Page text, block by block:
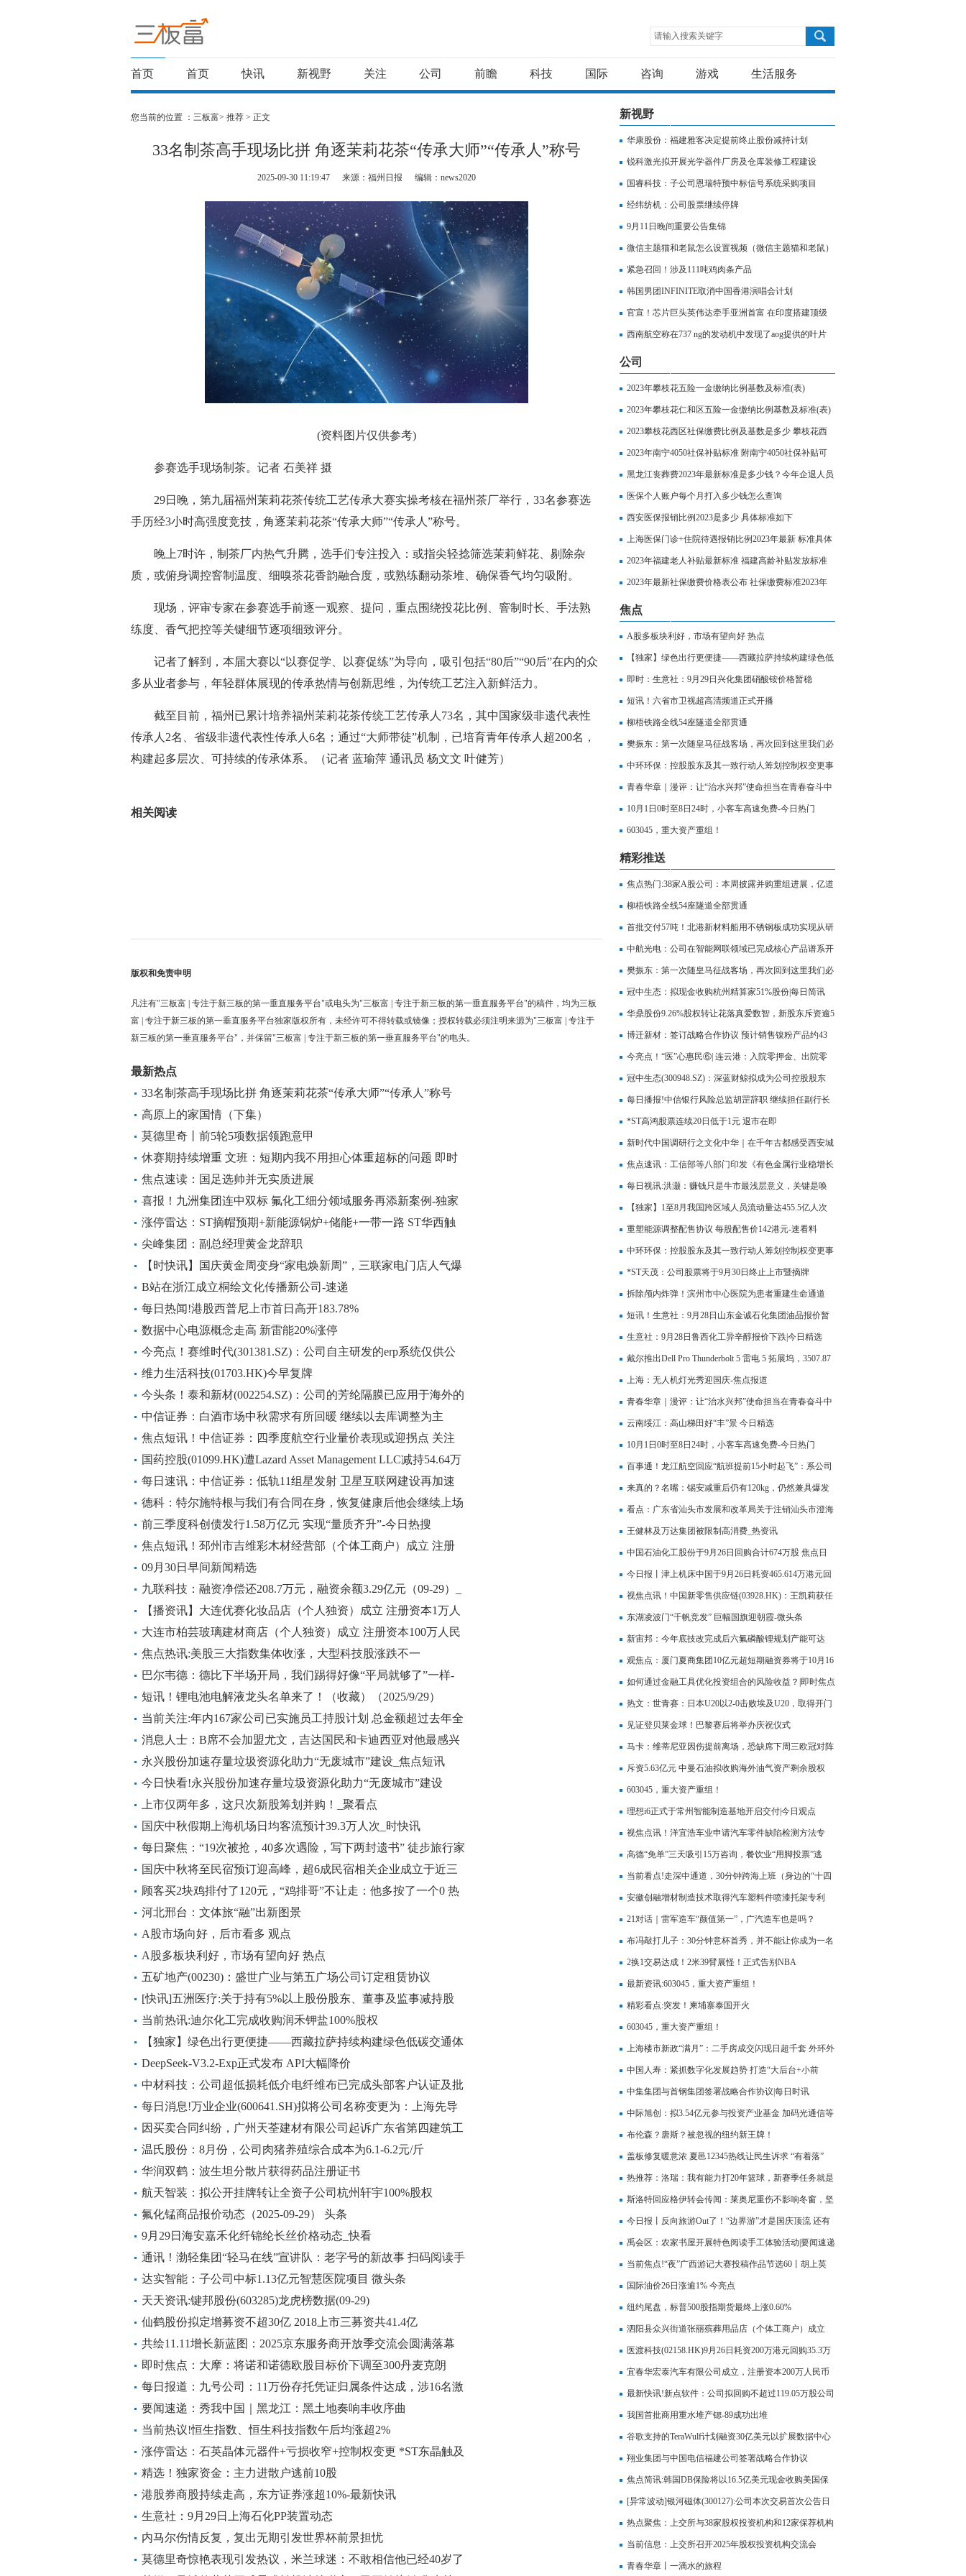
请输入搜索关键字
首页 首页 快讯 新视野 关注 公司 前瞻 科技 国际 咨询 游戏 生活服务
您当前的位置 ： 三板富> 推荐 > 正文
33名制茶高手现场比拼 角逐茉莉花茶“传承大师”“传承人”称号
2025-09-30 11:19:47 来源：福州日报 编辑：news2020
(资料图片仅供参考)
参赛选手现场制茶。记者 石美祥 摄
29日晚，第九届福州茉莉花茶传统工艺传承大赛实操考核在福州茶厂举行，33名参赛选
手历经3小时高强度竞技，角逐茉莉花茶“传承大师”“传承人”称号。
晚上7时许，制茶厂内热气升腾，选手们专注投入：或指尖轻捻筛选茉莉鲜花、剔除杂
质，或俯身调控窨制温度、细嗅茶花香韵融合度，或熟练翻动茶堆、确保香气均匀吸附。
现场，评审专家在参赛选手前逐一观察、提问，重点围绕投花比例、窨制时长、手法熟
练度、香气把控等关键细节逐项细致评分。
记者了解到，本届大赛以“以赛促学、以赛促练”为导向，吸引包括“80后”“90后”在内的众
多从业者参与，年轻群体展现的传承热情与创新思维，为传统工艺注入新鲜活力。
截至目前，福州已累计培养福州茉莉花茶传统工艺传承人73名，其中国家级非遗代表性
传承人2名、省级非遗代表性传承人6名；通过“大师带徒”机制，已培育青年传承人超200名，
构建起多层次、可持续的传承体系。（记者 蓝瑜萍 通讯员 杨文文 叶健芳）
相关阅读
版权和免责申明
凡注有"三板富 | 专注于新三板的第一垂直服务平台"或电头为"三板富 | 专注于新三板的第一垂直服务平台"的稿件，均为三板
富 | 专注于新三板的第一垂直服务平台独家版权所有，未经许可不得转载或镜像；授权转载必须注明来源为"三板富 | 专注于
新三板的第一垂直服务平台"，并保留"三板富 | 专注于新三板的第一垂直服务平台"的电头。
最新热点
33名制茶高手现场比拼 角逐茉莉花茶“传承大师”“传承人”称号
高原上的家国情（下集）
莫德里奇丨前5轮5项数据领跑意甲
休赛期持续增重 文班：短期内我不用担心体重超标的问题 即时
焦点速读：国足选帅并无实质进展
喜报！九洲集团连中双标 氟化工细分领域服务再添新案例-独家
焦点
涨停雷达：ST摘帽预期+新能源锅炉+储能+一带一路 ST华西触
及涨停
尖峰集团：副总经理黄金龙辞职
【时快讯】国庆黄金周变身“家电焕新周”，三联家电门店人气爆
棚
B站在浙江成立桐绘文化传播新公司-速递
每日热闻!港股西普尼上市首日高开183.78%
数据中心电源概念走高 新雷能20%涨停
今亮点！赛维时代(301381.SZ)：公司自主研发的erp系统仅供公
司内部使用
维力生活科技(01703.HK)今早复牌
今头条！泰和新材(002254.SZ)：公司的芳纶隔膜已应用于海外的
算力中心
中信证券：白酒市场中秋需求有所回暖 继续以去库调整为主
焦点短讯！中信证券：四季度航空行业量价表现或迎拐点 关注
淡季布局时机
国药控股(01099.HK)遭Lazard Asset Management LLC减持54.64万
股 每日消息
每日速讯：中信证券：低轨11组星发射 卫星互联网建设再加速
德科：特尔施特根与我们有合同在身，恢复健康后他会继续上场
前三季度科创债发行1.58万亿元 实现“量质齐升”-今日热搜
焦点短讯！邳州市吉维彩木材经营部（个体工商户）成立 注册
资本5万人民币
09月30日早间新闻精选
九联科技：融资净偿还208.7万元，融资余额3.29亿元（09-29）_
聚焦
【播资讯】大连优赛化妆品店（个人独资）成立 注册资本1万人
民币
大连市柏芸玻璃建材商店（个人独资）成立 注册资本100万人民
币
焦点热讯:美股三大指数集体收涨，大型科技股涨跌不一
巴尔韦德：德比下半场开局，我们踢得好像“平局就够了”一样-
前沿热点
短讯！锂电池电解液龙头名单来了！（收藏）（2025/9/29）
当前关注:年内167家公司已实施员工持股计划 总金额超过去年全
年
消息人士：B席不会加盟尤文，吉达国民和卡迪西亚对他最感兴
趣|每日播报
永兴股份加速存量垃圾资源化助力“无废城市”建设_焦点短讯
今日快看!永兴股份加速存量垃圾资源化助力“无废城市”建设
上市仅两年多，这只次新股筹划并购！_聚看点
国庆中秋假期上海机场日均客流预计39.3万人次_时快讯
每日聚焦：“19次被抢，40多次遇险，写下两封遗书” 徒步旅行家
雷殿生：用命去干一件事
国庆中秋将至民宿预订迎高峰，超6成民宿相关企业成立于近三
年
顾客买2块鸡排付了120元，“鸡排哥”不让走：他多按了一个0 热
文
河北邢台：文体旅“融”出新图景
A股市场向好，后市看多 观点
A股多板块利好，市场有望向好 热点
五矿地产(00230)：盛世广业与第五广场公司订定租赁协议
[快讯]五洲医疗:关于持有5%以上股份股东、董事及监事减持股
份的预披露|每日聚焦
当前热讯:迪尔化工完成收购润禾钾盐100%股权
【独家】绿色出行更便捷——西藏拉萨持续构建绿色低碳交通体
系
DeepSeek-V3.2-Exp正式发布 API大幅降价
中材科技：公司超低损耗低介电纤维布已完成头部客户认证及批
量供货
每日消息!万业企业(600641.SH)拟将公司名称变更为：上海先导
基电科技股份有限公司
因买卖合同纠纷，广州天荃建材有限公司起诉广东省第四建筑工
程有限公司等-今亮点
温氏股份：8月份，公司肉猪养殖综合成本为6.1-6.2元/斤
华润双鹤：波生坦分散片获得药品注册证书
航天智装：拟公开挂牌转让全资子公司杭州轩宇100%股权
氟化锰商品报价动态（2025-09-29） 头条
9月29日海安嘉禾化纤锦纶长丝价格动态_快看
通讯！渤轻集团“轻马在线”宣讲队：老字号的新故事 扫码阅读手
机版
达实智能：子公司中标1.13亿元智慧医院项目 微头条
天天资讯:键邦股份(603285)龙虎榜数据(09-29)
仙鹤股份拟定增募资不超30亿 2018上市三募资共41.4亿
共绘11.11增长新蓝图：2025京东服务商开放季交流会圆满落幕
“1234”举措为电商生态注入强劲新动能
即时焦点：大摩：将诺和诺德欧股目标价下调至300丹麦克朗
每日报道：九号公司：11万份存托凭证归属条件达成，涉16名激
励对象
要闻速递：秀我中国｜黑龙江：黑土地奏响丰收序曲
当前热议!恒生指数、恒生科技指数午后均涨超2%
涨停雷达：石英晶体元器件+亏损收窄+控制权变更 *ST东晶触及
涨停
精选！独家资金：主力进散户逃前10股
港股券商股持续走高，东方证券涨超10%-最新快讯
生意社：9月29日上海石化PP装置动态
内马尔伤情反复，复出无期引发世界杯前景担忧
莫德里奇惊艳表现引发热议，米兰球迷：不敢相信他已经40岁了
新视野
华康股份：福建雅客决定提前终止股份减持计划
锐科激光拟开展光学器件厂房及仓库装修工程建设
国睿科技：子公司恩瑞特预中标信号系统采购项目
经纬纺机：公司股票继续停牌
9月11日晚间重要公告集锦
微信主题猫和老鼠怎么设置视频（微信主题猫和老鼠）
紧急召回！涉及111吨鸡肉条产品
韩国男团INFINITE取消中国香港演唱会计划
官宣！芯片巨头英伟达牵手亚洲首富 在印度搭建顶级
超算、炼制本土大模型
西南航空称在737 ng的发动机中发现了aog提供的叶片
公司
2023年攀枝花五险一金缴纳比例基数及标准(表)
2023年攀枝花仁和区五险一金缴纳比例基数及标准(表)
2023攀枝花西区社保缴费比例及基数是多少 攀枝花西
区社保缴费标准表
2023年南宁4050社保补贴标准 附南宁4050社保补贴可
以享受几年
黑龙江丧葬费2023年最新标准是多少钱？今年企退人员
丧葬费领多少钱？
医保个人账户每个月打入多少钱怎么查询
西安医保报销比例2023是多少 具体标准如下
上海医保门诊+住院待遇报销比例2023年最新 标准具体
如下
2023年福建老人补贴最新标准 福建高龄补贴发放标准
2023
2023年最新社保缴费价格表公布 社保缴费标准2023年
最新（个人+企业）
焦点
A股多板块利好，市场有望向好 热点
【独家】绿色出行更便捷——西藏拉萨持续构建绿色低
碳交通体系
即时：生意社：9月29日兴化集团硝酸铵价格暂稳
短讯！六省市卫视超高清频道正式开播
柳梧铁路全线54座隧道全部贯通
樊振东：第一次随皇马征战客场，再次回到这里我们必
将取胜 短讯
中环环保：控股股东及其一致行动人筹划控制权变更事
项
青春华章｜漫评：让“治水兴邦”使命担当在青春奋斗中
代代相传
10月1日0时至8日24时，小客车高速免费-今日热门
603045，重大资产重组！
精彩推送
焦点热门:38家A股公司：本周披露并购重组进展，亿道
等有新动作
柳梧铁路全线54座隧道全部贯通
首批交付57吨！北港新材料船用不锈钢板成功实现从研
发到量产 将用于平陆运河示范船重要部件制造
中航光电：公司在智能网联领域已完成核心产品谱系开
发 每日时讯
樊振东：第一次随皇马征战客场，再次回到这里我们必
将取胜 短讯
冠中生态：拟现金收购杭州精算家51%股份|每日简讯
华鼎股份9.26%股权转让花落真爱数智，新股东斥资逾5
亿入局|时讯
博迁新材：签订战略合作协议 预计销售镍粉产品约43
亿至50亿元 快资讯
今亮点！“医”心惠民⑥| 连云港：入院零押金、出院零
跑腿……“4N服务”为患者“减负”
冠中生态(300948.SZ)：深蓝财鲸拟成为公司控股股东
股票复牌
每日播报!中信银行风险总监胡罡辞职 继续担任副行长
等职务
*ST高鸿股票连续20日低于1元 退市在即
新时代中国调研行之文化中华｜在千年古都感受西安城
墙的传统与新潮_速看
焦点速讯：工信部等八部门印发《有色金属行业稳增长
工作方案（2025—2026年）》
每日视讯:洪灏：赚钱只是牛市最浅层意义，关键是唤
醒人们缺失的“动物精神”
【独家】1至8月我国跨区域人员流动量达455.5亿人次
重塑能源调整配售协议 每股配售价142港元-速看料
中环环保：控股股东及其一致行动人筹划控制权变更事
项
*ST天茂：公司股票将于9月30日终止上市暨摘牌
拆除颅内炸弹！滨州市中心医院为患者重建生命通道
短讯！生意社：9月28日山东金诚石化集团油品报价暂
稳
生意社：9月28日鲁西化工异辛醇报价下跌|今日精选
戴尔推出Dell Pro Thunderbolt 5 雷电 5 拓展坞，3507.87
元|焦点速读
上海：无人机灯光秀迎国庆-焦点报道
青春华章｜漫评：让“治水兴邦”使命担当在青春奋斗中
代代相传
云南绥江：高山梯田好“丰”景 今日精选
10月1日0时至8日24时，小客车高速免费-今日热门
百事通！龙江航空回应“航班提前15小时起飞”：系公司
调整时间
来真的？名嘴：锡安减重后仍有120kg，仍然兼具爆发
力和力量_热门
看点：广东省汕头市发展和改革局关于注销汕头市澄海
区湾头劲能加油站成品油零售经营资格的通告
王健林及万达集团被限制高消费_热资讯
中国石油化工股份于9月26日回购合计674万股 焦点日
报
今日报丨津上机床中国于9月26日耗资465.614万港元回
购15万股
视焦点讯！中国新零售供应链(03928.HK)：王凯莉获任
行政总裁
东湖凌波门“千帆竞发” 巨幅国旗迎朝霞-微头条
新宙邦：今年底技改完成后六氟磷酸锂规划产能可达
3.6万吨/年
观焦点：厦门夏商集团10亿元超短期融资券将于10月16
日兑付
如何通过金融工具优化投资组合的风险收益？|即时焦点
热文：世青赛：日本U20以2-0击败埃及U20，取得开门
红
见证登贝莱金球！巴黎赛后将举办庆祝仪式
马卡：维蒂尼亚因伤提前离场，恐缺席下周三欧冠对阵
巴萨-当前看点
斥资5.63亿元 中曼石油拟收购海外油气资产剩余股权
603045，重大资产重组！
理想i6正式于常州智能制造基地开启交付|今日观点
视焦点讯！洋宜浩车业申请汽车零件缺陷检测方法专
利，提升对各类缺陷的综合检出能力
高德“免单”三天吸引15万咨询，餐饮业“用脚投票”逃
离“内卷”红海 时快讯
当前看点!走深中通道，30分钟跨海上班（身边的“十四
五”）
安徽创融增材制造技术取得汽车塑料件喷漆托架专利
克服喷漆过程较繁琐降低工作效率问题|焦点简讯
21对话｜雷军造车“颜值第一”，广汽造车也是吗？
布冯敲打儿子：30分钟意杯首秀，并不能让你成为一名
职业球员
2换1交易达成！2米39臂展怪！正式告别NBA
最新资讯:603045，重大资产重组！
精彩看点:突发！柬埔寨泰国开火
603045，重大资产重组！
上海楼市新政“满月”：二手房成交闪现日超千套 外环外
热度攀升-今日热议
中国人寿：紧抓数字化发展趋势 打造“大后台+小前
端”科技布局
中集集团与首钢集团签署战略合作协议|每日时讯
中际旭创：拟3.54亿元参与投资产业基金 加码光通信等
领域-精彩看点
布伦森？唐斯？被忽视的纽约新王牌！
盖板修复暖意浓 夏邑12345热线让民生诉求 “有着落”
热推荐：洛瑞：我有能力打20年篮球，新赛季任务就是
帮助年轻后卫们
斯洛特回应格伊转会传闻：莱奥尼重伤不影响冬窗，坚
持精简阵容
今日报丨反向旅游Out了！“边界游”才是国庆顶流 还有
外国人扎堆来华
禹会区：农家书屋开展特色阅读手工体验活动|要闻速递
当前焦点!“夜”广西游记大赛投稿作品节选60丨胡上英
《夜游钦州：一城一灯一故事》
国际油价26日涨逾1% 今亮点
纽约尾盘，标普500股指期货最终上涨0.60%
泗阳县众兴街道张丽殡葬用品店（个体工商户）成立
注册资本10万人民币-新资讯
医渡科技(02158.HK)9月26日耗资200万港元回购35.3万
股
宜春华宏泰汽车有限公司成立，注册资本200万人民币
每日热闻
最新快讯!新点软件：公司拟回购不超过119.05万股公司
股份
我国首批商用重水堆产锶-89成功出堆
谷歌支持的TeraWulf计划融资30亿美元以扩展数据中心
运营 焦点讯息
翔业集团与中国电信福建公司签署战略合作协议
焦点简讯:韩国DB保险将以16.5亿美元现金收购美国保
险公司Fortegra
[异常波动]银河磁体(300127):公司本次交易首次公告日
前20个交易日内股票价格是否异常波动的说明
热点聚焦：上交所与38家股权投资机构和12家保荐机构
深入交流
当前信息：上交所召开2025年股权投资机构交流会
青春华章丨一滴水的旅程